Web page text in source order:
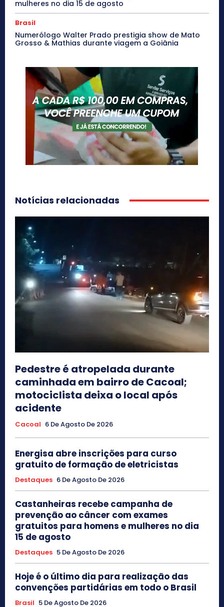
mulheres no dia 15 de agosto
Brasil
Numerólogo Walter Prado prestigia show de Mato
Grosso & Mathias durante viagem a Goiânia
Notícias relacionadas
Pedestre é atropelada durante
caminhada em bairro de Cacoal;
motociclista deixa o local após
acidente
Cacoal 6 De Agosto De 2026
Energisa abre inscrições para curso
gratuito de formação de eletricistas
Destaques 6 De Agosto De 2026
Castanheiras recebe campanha de
prevenção ao câncer com exames
gratuitos para homens e mulheres no dia
15 de agosto
Destaques 5 De Agosto De 2026
Hoje é o último dia para realização das
convenções partidárias em todo o Brasil
Brasil 5 De Agosto De 2026